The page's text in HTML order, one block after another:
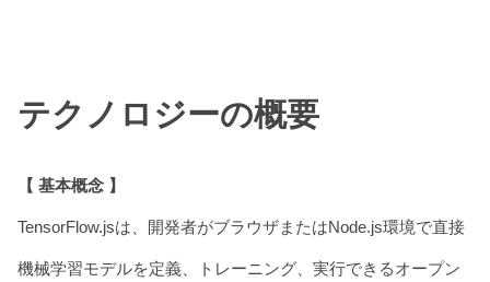
テクノロジーの概要
【 基本概念 】
TensorFlow.jsは、開発者がブラウザまたはNode.js環境で直接
機械学習モデルを定義、トレーニング、実行できるオープン